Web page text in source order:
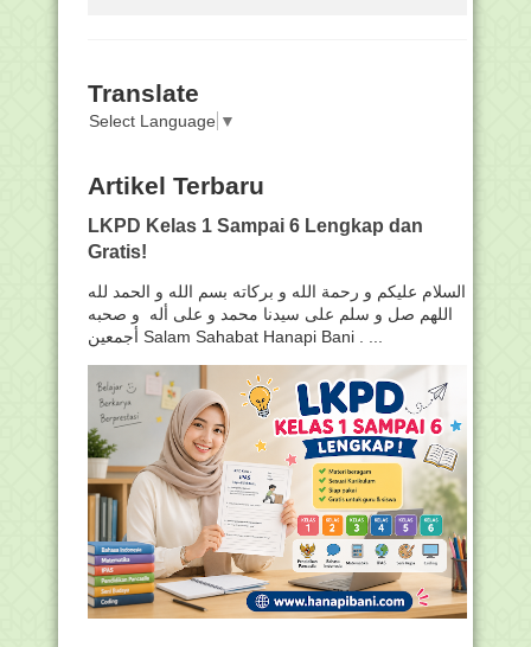
Translate
Select Language ▼
Artikel Terbaru
LKPD Kelas 1 Sampai 6 Lengkap dan
Gratis!
السلام عليكم و رحمة الله و بركاته بسم الله و الحمد لله
اللهم صل و سلم على سيدنا محمد و على أله و صحبه
أجمعين Salam Sahabat Hanapi Bani . ...